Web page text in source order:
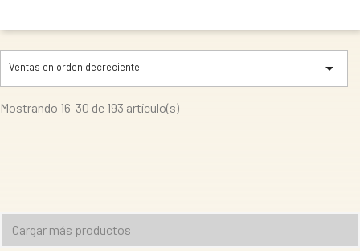
Ventas en orden decreciente 
Mostrando 16-30 de 193 artículo(s)
Cargar más productos